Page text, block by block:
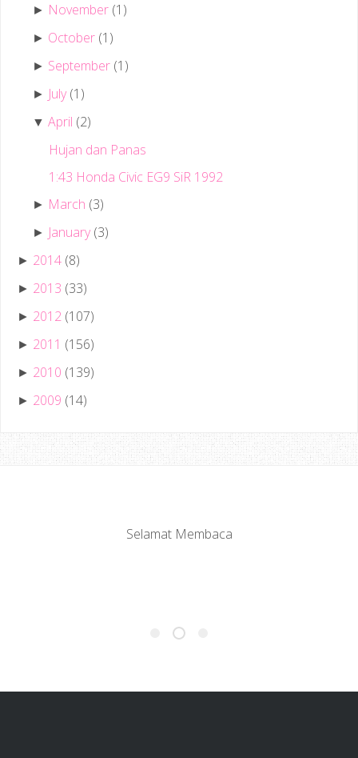
► November (1)
► October (1)
► September (1)
► July (1)
▼April (2)
Hujan dan Panas
1:43 Honda Civic EG9 SiR 1992
► March (3)
► January (3)
► 2014 (8)
► 2013 (33)
► 2012 (107)
► 2011 (156)
► 2010 (139)
► 2009 (14)
Selamat Membaca